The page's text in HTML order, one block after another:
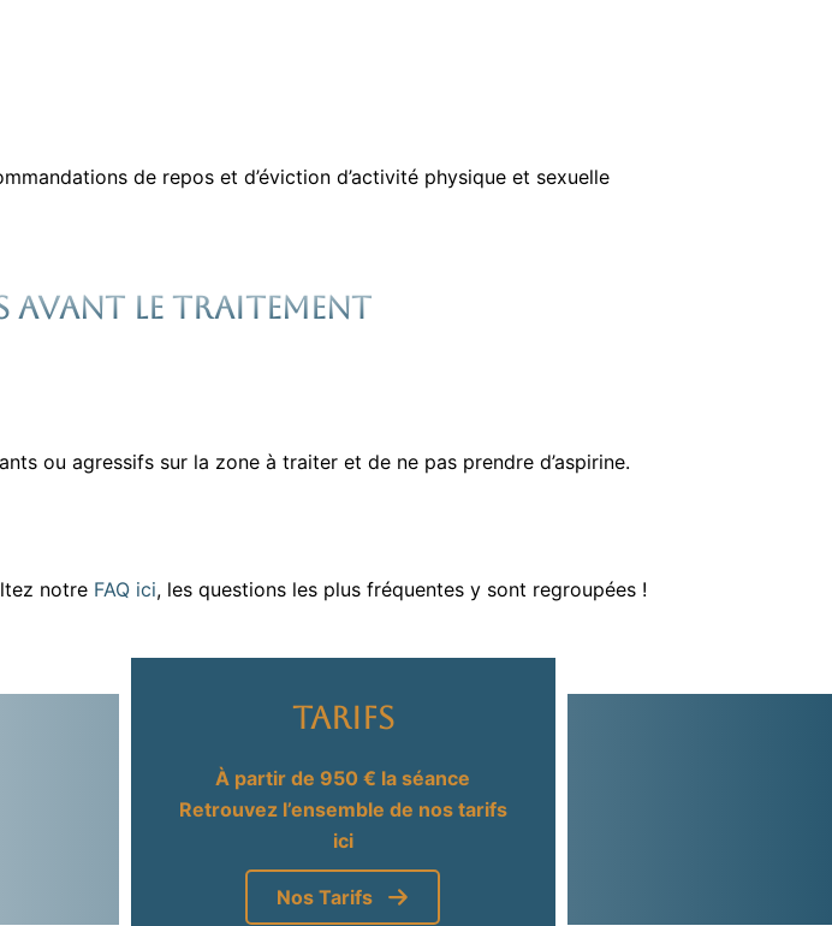
de repos et d’éviction d’activité physique et sexuelle
avant le traitement
ou agressifs sur la zone à traiter et de ne pas prendre d’aspirine.
notre FAQ ici, les questions les plus fréquentes y sont regroupées !
Tarifs
À partir de 950 € la séance
Retrouvez l’ensemble de nos tarifs
ici
Nos Tarifs